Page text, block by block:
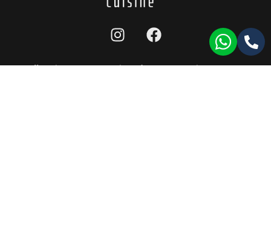
מפת אתר|תנאי שימוש לאתר|הצהרת נגישות |
llms